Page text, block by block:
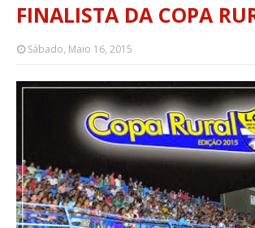
FINALISTA DA COPA
Sábado, Maio 16, 2015